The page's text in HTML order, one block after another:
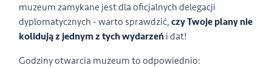
muzeum zamykane jest dla oficjalnych delegacji
dyplomatycznych - warto sprawdzić,czy Twoje plany nie
kolidują z jednym z tych wydarzeń i dat!
Godziny otwarcia muzeum to odpowiednio: